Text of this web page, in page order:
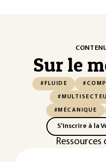
Sur le
#FLUIDE
#MÉCANIQUE
S'inscrire à la